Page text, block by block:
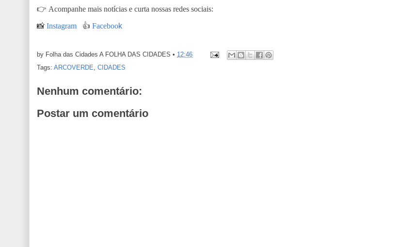
👉 Acompanhe mais notícias e curta nossas redes sociais:
📸 Instagram 👍 Facebook
by Folha das Cidades A FOLHA DAS CIDADES • 12:46
Tags: ARCOVERDE, CIDADES
Nenhum comentário:
Postar um comentário